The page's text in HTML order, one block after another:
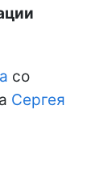
со
Сергея